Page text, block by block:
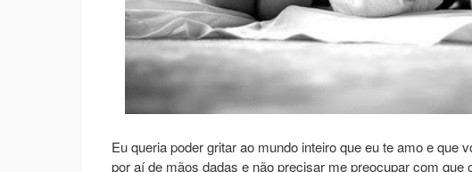
Eu queria poder gritar ao mundo inteiro que eu te amo e que
por aí de mãos dadas e não precisar me preocupar com que